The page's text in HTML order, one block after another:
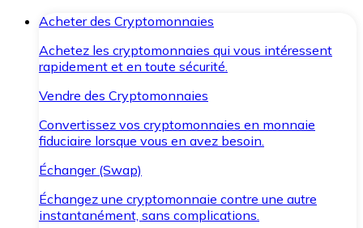
Acheter des Cryptomonnaies
Achetez les cryptomonnaies qui vous intéressent
rapidement et en toute sécurité.
Vendre des Cryptomonnaies
Convertissez vos cryptomonnaies en monnaie
fiduciaire lorsque vous en avez besoin.
Échanger (Swap)
Échangez une cryptomonnaie contre une autre
instantanément, sans complications.